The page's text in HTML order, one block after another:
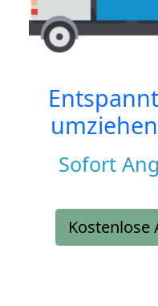
Sofort
Kostenlose